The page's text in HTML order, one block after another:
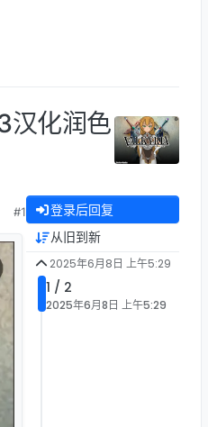
汉化润色
#1 登录后回复
从旧到新
2025年6月8日 上午5:29
1 / 2
2025年6月8日 上午5:29